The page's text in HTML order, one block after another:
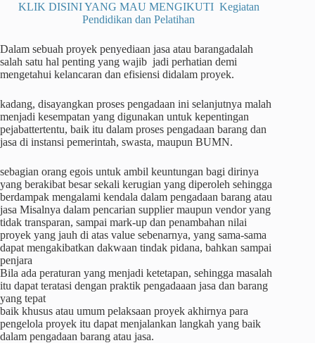
KLIK DISINI YANG MAU MENGIKUTI Kegiatan
Pendidikan dan Pelatihan
Dalam sebuah proyek penyediaan jasa atau barangadalah
salah satu hal penting yang wajib jadi perhatian demi
mengetahui kelancaran dan efisiensi didalam proyek.
kadang, disayangkan proses pengadaan ini selanjutnya malah
menjadi kesempatan yang digunakan untuk kepentingan
pejabattertentu, baik itu dalam proses pengadaan barang dan
jasa di instansi pemerintah, swasta, maupun BUMN.
sebagian orang egois untuk ambil keuntungan bagi dirinya
yang berakibat besar sekali kerugian yang diperoleh sehingga
berdampak mengalami kendala dalam pengadaan barang atau
jasa Misalnya dalam pencarian supplier maupun vendor yang
tidak transparan, sampai mark-up dan penambahan nilai
proyek yang jauh di atas value sebenarnya, yang sama-sama
dapat mengakibatkan dakwaan tindak pidana, bahkan sampai
penjara
Bila ada peraturan yang menjadi ketetapan, sehingga masalah
itu dapat teratasi dengan praktik pengadaaan jasa dan barang
yang tepat
baik khusus atau umum pelaksaan proyek akhirnya para
pengelola proyek itu dapat menjalankan langkah yang baik
dalam pengadaan barang atau jasa.